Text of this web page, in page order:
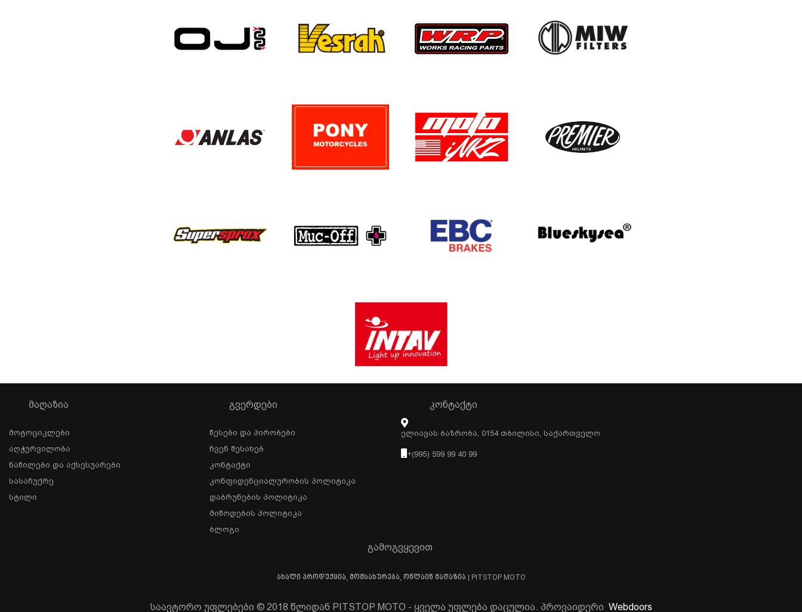
ᲛᲐᲦᲐᲖᲘᲐ
Მოტოციკლები
Აღჭურვილობა
Ნაწილები Და Აქსესუარები
Სასაჩუქრე
Სტილი
ᲒᲕᲔᲠᲓᲔᲑᲘ
Წესები Და Პირობები
Ჩვენ Შესახებ
Კონტაქტი
Კონფიდენციალურობის Პოლიტიკა
Დაბრუნების Პოლიტიკა
Მიწოდების Პოლიტიკა
Ბლოგი
ᲙᲝᲜᲢᲐᲥᲢᲘ
Ელიავას Ბაზრობა, 0154 Თბილისი, Საქართველო
+(995) 599 99 40 99
გამოგვყევით
ახალი პროდუქცია, მომსახურება, ონლაინ მაღაზია | PITSTOP MOTO
საავტორო უფლებები © 2018 წლიდან PITSTOP MOTO - ყველა უფლება დაცულია. პროვაიდერი Webdoors